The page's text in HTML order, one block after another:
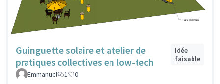
Guinguette solaire et atelier de
pratiques collectives en low-tech
Idée
faisable
Emmanuel
1 0